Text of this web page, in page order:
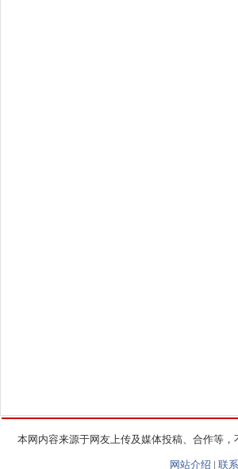
本网内容来源于网友上传及媒体投稿、合作等
网站介绍 | 联